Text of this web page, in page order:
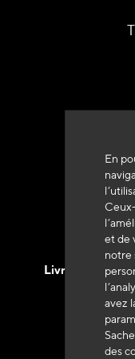
En
et de
notre
avez
des
+33
Livraison en